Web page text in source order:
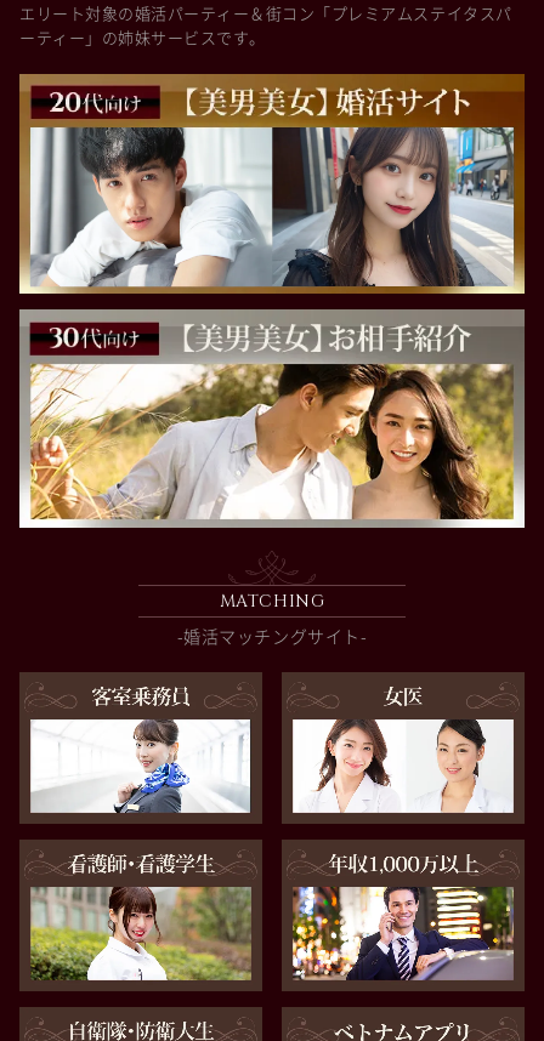
エリート対象の婚活パーティー＆街コン「プレミアムステイタスパ
ーティー」の姉妹サービスです。
MATCHING
-婚活マッチングサイト-